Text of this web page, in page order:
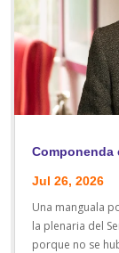
Componenda
Jul 26, 2026
Una manguala
la plenaria del
porque no se